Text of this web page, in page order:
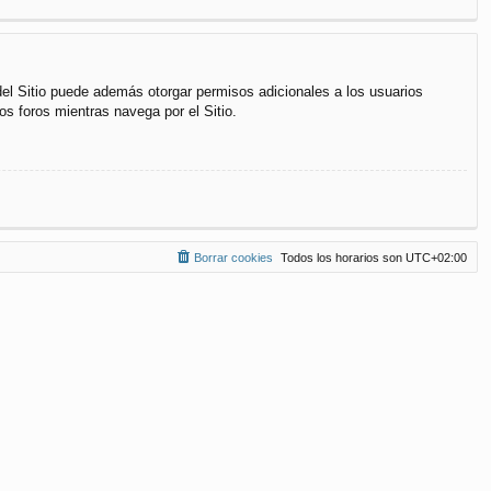
Sitio puede además otorgar permisos adicionales a los usuarios
foros mientras navega por el Sitio.
Todos los horarios son UTC+02:00
Borrar cookies